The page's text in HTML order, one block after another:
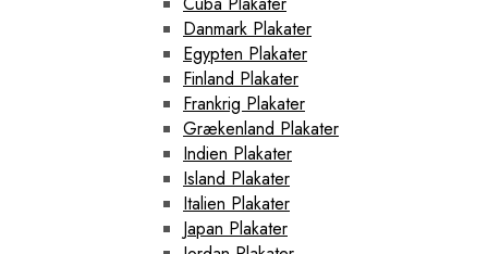
Danmark Plakater
Egypten Plakater
Finland Plakater
Frankrig Plakater
Grækenland Plakater
Indien Plakater
Island Plakater
Italien Plakater
Japan Plakater